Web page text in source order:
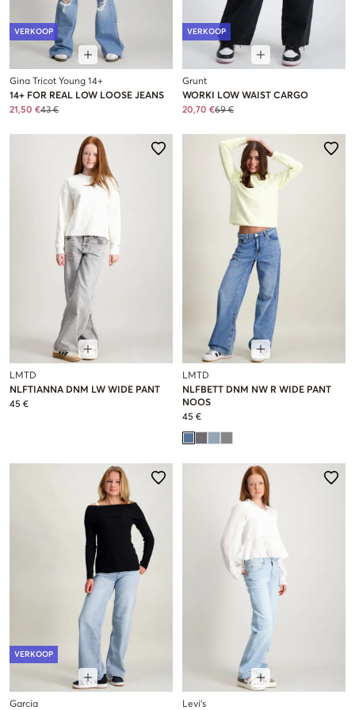
VERKOOP
Gina Tricot Young 14+
14+ FOR REAL LOW LOOSE JEANS
21,50 €43 €
VERKOOP
Grunt
WORKI LOW WAIST CARGO
20,70 €69 €
LMTD
NLFTIANNA DNM LW WIDE PANT
45 €
LMTD
NLFBETT DNM NW R WIDE PANT
NOOS
45 €
VERKOOP
Garcia
Levi's